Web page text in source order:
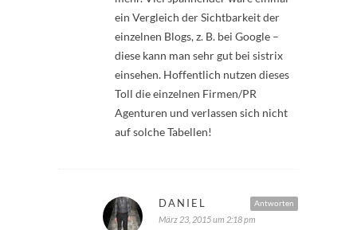
ein Vergleich der Sichtbarkeit der
einzelnen Blogs, z. B. bei Google –
diese kann man sehr gut bei sistrix
einsehen. Hoffentlich nutzen dieses
Toll die einzelnen Firmen/PR
Agenturen und verlassen sich nicht
auf solche Tabellen!
Antworten
DANIEL
März 23, 2015 um 2:18 pm